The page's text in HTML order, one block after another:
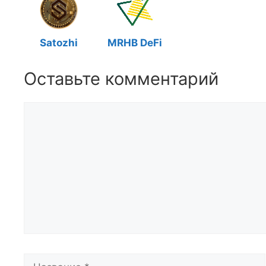
Satozhi MRHB DeFi
Оставьте комментарий